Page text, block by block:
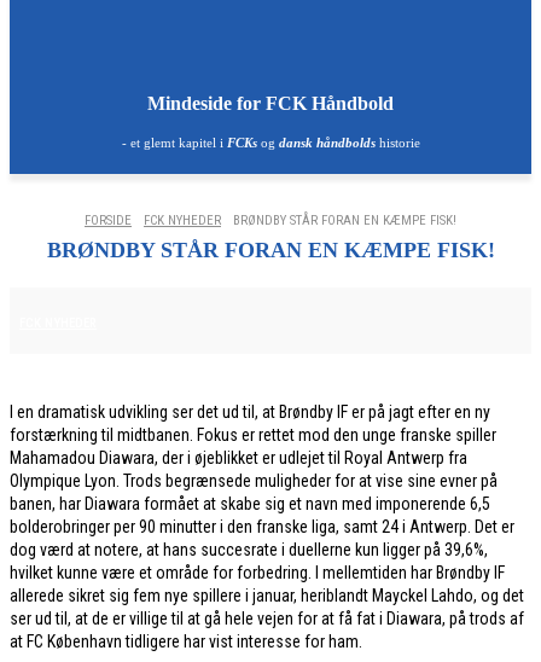
Mindeside for FCK Håndbold
- et glemt kapitel i FCKsog dansk håndboldshistorie
FORSIDE FCK NYHEDER BRØNDBY STÅR FORAN EN KÆMPE FISK!
BRØNDBY STÅR FORAN EN KÆMPE FISK!
I en dramatisk udvikling ser det ud til, at Brøndby IF er på jagt efter en ny
forstærkning til midtbanen. Fokus er rettet mod den unge franske spiller
Mahamadou Diawara, der i øjeblikket er udlejet til Royal Antwerp fra
Olympique Lyon. Trods begrænsede muligheder for at vise sine evner på
banen, har Diawara formået at skabe sig et navn med imponerende 6,5
bolderobringer per 90 minutter i den franske liga, samt 24 i Antwerp. Det er
dog værd at notere, at hans succesrate i duellerne kun ligger på 39,6%,
hvilket kunne være et område for forbedring. I mellemtiden har Brøndby IF
allerede sikret sig fem nye spillere i januar, heriblandt Mayckel Lahdo, og det
ser ud til, at de er villige til at gå hele vejen for at få fat i Diawara, på trods af
at FC København tidligere har vist interesse for ham.